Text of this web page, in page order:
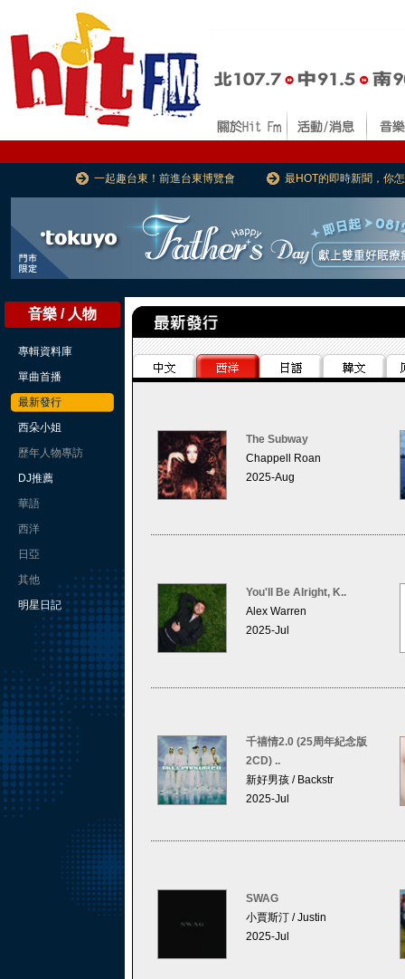
一起趣台東！前進台東博覽會 最HOT的即時新聞，你
音樂 / 人物
專輯資料庫
單曲首播
最新發行
西朵小姐
歷年人物專訪
DJ推薦
華語
西洋
日亞
其他
明星日記
The Subway
Chappell Roan
2025-Aug
You'll Be Alright, K..
Alex Warren
2025-Jul
千禧情2.0 (25周年紀念版
2CD) ..
新好男孩 / Backstr
2025-Jul
SWAG
小賈斯汀 / Justin
2025-Jul